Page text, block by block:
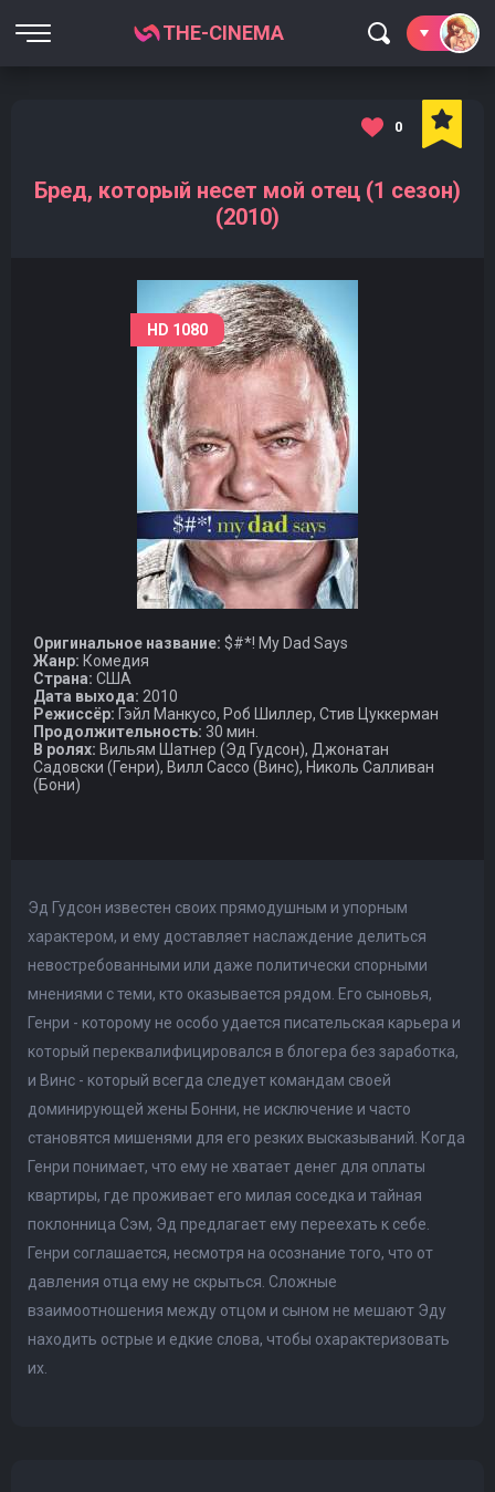
THE-CINEMA
Бред, который несет мой отец (1 сезон)
(2010)
0
HD 1080
Оригинальное название: $#*! My Dad Says
Жанр: Комедия
Страна: США
Дата выхода: 2010
Режиссёр: Гэйл Манкусо, Роб Шиллер, Стив Цуккерман
Продолжительность: 30 мин.
В ролях: Вильям Шатнер (Эд Гудсон), Джонатан
Садовски (Генри), Вилл Сассо (Винс), Николь Салливан
(Бони)
Эд Гудсон известен своих прямодушным и упорным
характером, и ему доставляет наслаждение делиться
невостребованными или даже политически спорными
мнениями с теми, кто оказывается рядом. Его сыновья,
Генри - которому не особо удается писательская карьера и
который переквалифицировался в блогера без заработка,
и Винс - который всегда следует командам своей
доминирующей жены Бонни, не исключение и часто
становятся мишенями для его резких высказываний. Когда
Генри понимает, что ему не хватает денег для оплаты
квартиры, где проживает его милая соседка и тайная
поклонница Сэм, Эд предлагает ему переехать к себе.
Генри соглашается, несмотря на осознание того, что от
давления отца ему не скрыться. Сложные
взаимоотношения между отцом и сыном не мешают Эду
находить острые и едкие слова, чтобы охарактеризовать
их.